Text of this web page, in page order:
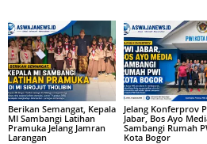
Berikan Semangat, Kepala
MI Sambangi Latihan
Pramuka Jelang Jamran
Larangan
Jelang Konferprov
Jabar, Bos Ayo
Sambangi Rumah
Kota Bogor